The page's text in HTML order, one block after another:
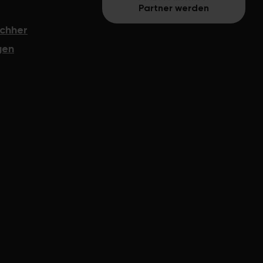
bei der Firma gibt!"
Partner werden